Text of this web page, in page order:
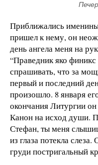
Приближались
пришел к нему, он
день ангела меня на
“Праведник яко
спрашивать, что за
первый и последний
произошло. 8 января
окончания Литургии он
Канон на исход души.
Стефан, ты меня
из глаза потекла
груди постригальный